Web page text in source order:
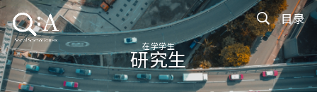
目录
在学学生
研究生